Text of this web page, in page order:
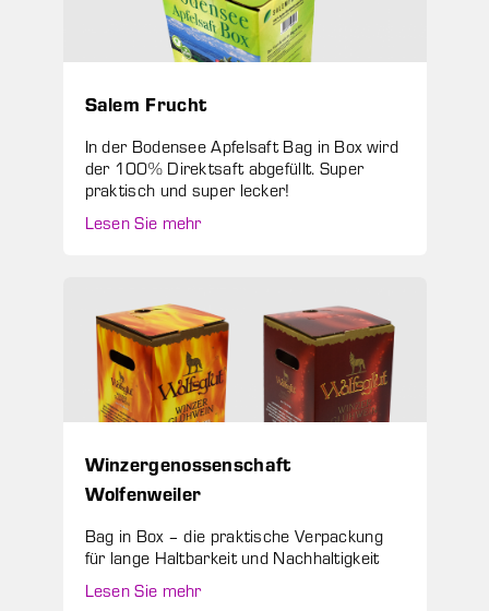
Salem Frucht
In der Bodensee Apfelsaft Bag in Box wird
der 100% Direktsaft abgefüllt. Super
praktisch und super lecker!
Lesen Sie mehr
Winzergenossenschaft
Wolfenweiler
Bag in Box – die praktische Verpackung
für lange Haltbarkeit und Nachhaltigkeit
Lesen Sie mehr